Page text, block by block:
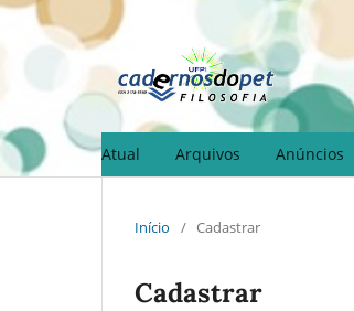
Atual Arquivos Anúncios
Início / Cadastrar
Cadastrar